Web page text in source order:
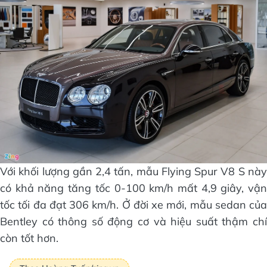
Với khối lượng gần 2,4 tấn, mẫu Flying Spur V8 S này
có khả năng tăng tốc 0-100 km/h mất 4,9 giây, vận
tốc tối đa đạt 306 km/h. Ở đời xe mới, mẫu sedan của
Bentley có thông số động cơ và hiệu suất thậm chí
còn tốt hơn.